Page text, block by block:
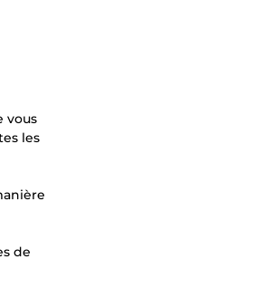
vous
les
de